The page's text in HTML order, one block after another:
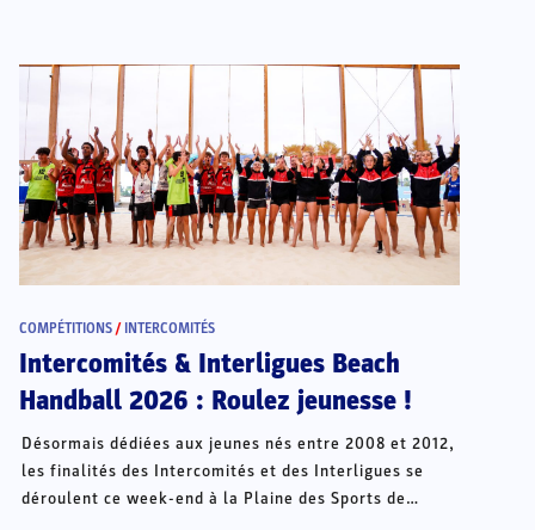
COMPÉTITIONS / INTERCOMITÉS
Intercomités & Interligues Beach
Handball 2026 : Roulez jeunesse !
Désormais dédiées aux jeunes nés entre 2008 et 2012,
les finalités des Intercomités et des Interligues se
déroulent ce week-end à la Plaine des Sports de